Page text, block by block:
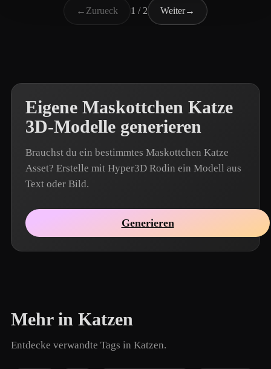
← Zurueck 1 / 2 Weiter→
Eigene Maskottchen Katze
3D-Modelle generieren
Brauchst du ein bestimmtes Maskottchen Katze
Asset? Erstelle mit Hyper3D Rodin ein Modell aus
Text oder Bild.
Generieren
Mehr in Katzen
Entdecke verwandte Tags in Katzen.